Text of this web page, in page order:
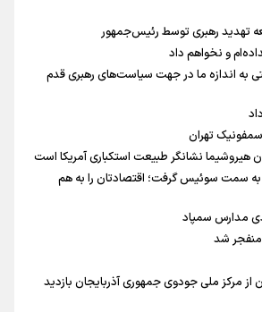
تهدید رهبری توسط رئیس‌جمهور
و نخواهم داد
به اندازه ما در جهت سیاست‌های رهبری قدم
تهران
هیروشیما نشانگر طبیعت استکباری آمریکا است
سمت سوئیس گرفت؛ اقتصادتان را به هم
مدارس سمپاد
منفجر شد
از مرکز ملی جودوی جمهوری آذربایجان بازدید